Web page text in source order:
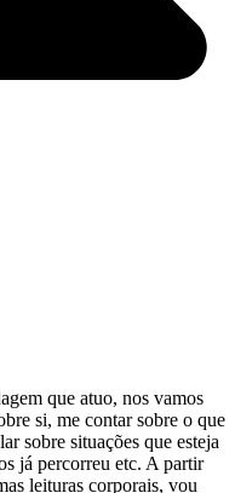
que atuo, nos vamos
si, me contar sobre o que
sobre situações que esteja
já percorreu etc. A partir
leituras corporais, vou